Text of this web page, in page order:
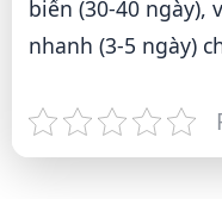
biển (30-40 ngày),
nhanh (3-5 ngày)